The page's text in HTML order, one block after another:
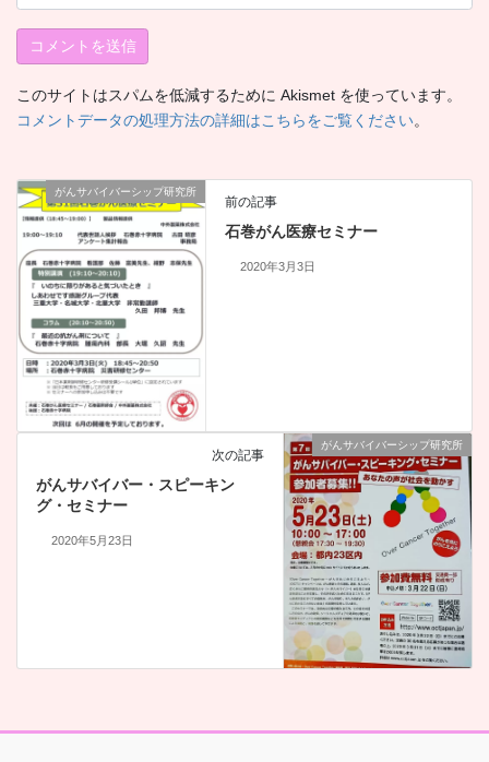
このサイトはスパムを低減するために Akismet を使っています。
コメントデータの処理方法の詳細はこちらをご覧ください。
がんサバイバーシップ研究所
前の記事
石巻がん医療セミナー
2020年3月3日
がんサバイバーシップ研究所
次の記事
がんサバイバー・スピーキン
グ・セミナー
2020年5月23日